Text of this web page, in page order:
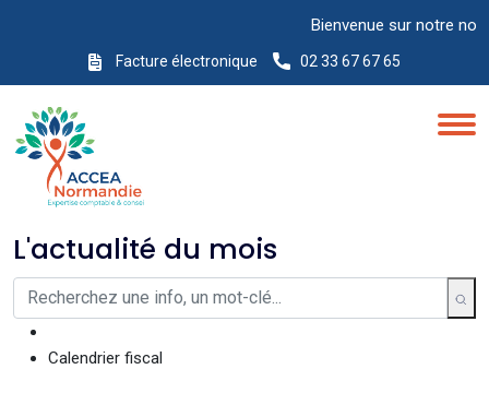
Bienvenue sur notre
Facture électronique 02 33 67 67 65
L'actualité du mois
Calendrier fiscal